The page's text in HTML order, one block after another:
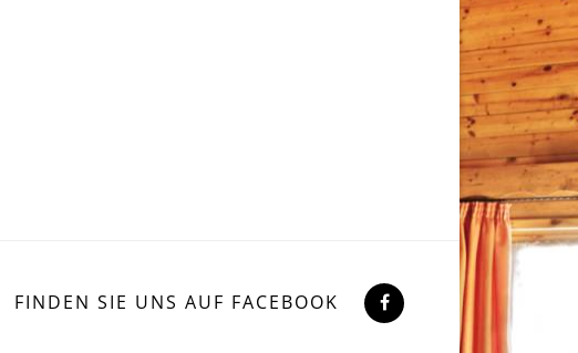
FINDEN SIE UNS AUF FACEBOOK